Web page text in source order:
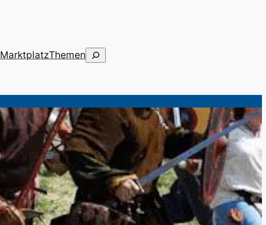
MarktplatzThemenSuchen